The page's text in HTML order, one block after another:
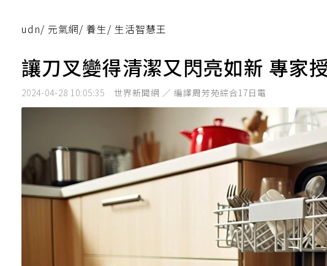
udn/ 元氣網/ 養生/ 生活智慧王
讓刀叉變得清潔又閃亮如新 專家
2024-04-28 10:05:35 世界新聞網 ／ 編譯周芳苑綜合17日電